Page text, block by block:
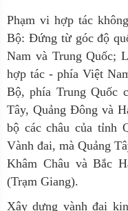
Phạm vi hợp tác
Bộ: Đứng từ góc độ
Nam và Trung Quốc;
hợp tác - phía Việt
Bộ, phía Trung Quốc
Tây, Quảng Đông và
bộ các châu của tỉnh
Vành đai, mà Quảng
Khâm Châu và Bắc
(Trạm Giang).
Xây dựng vành đai